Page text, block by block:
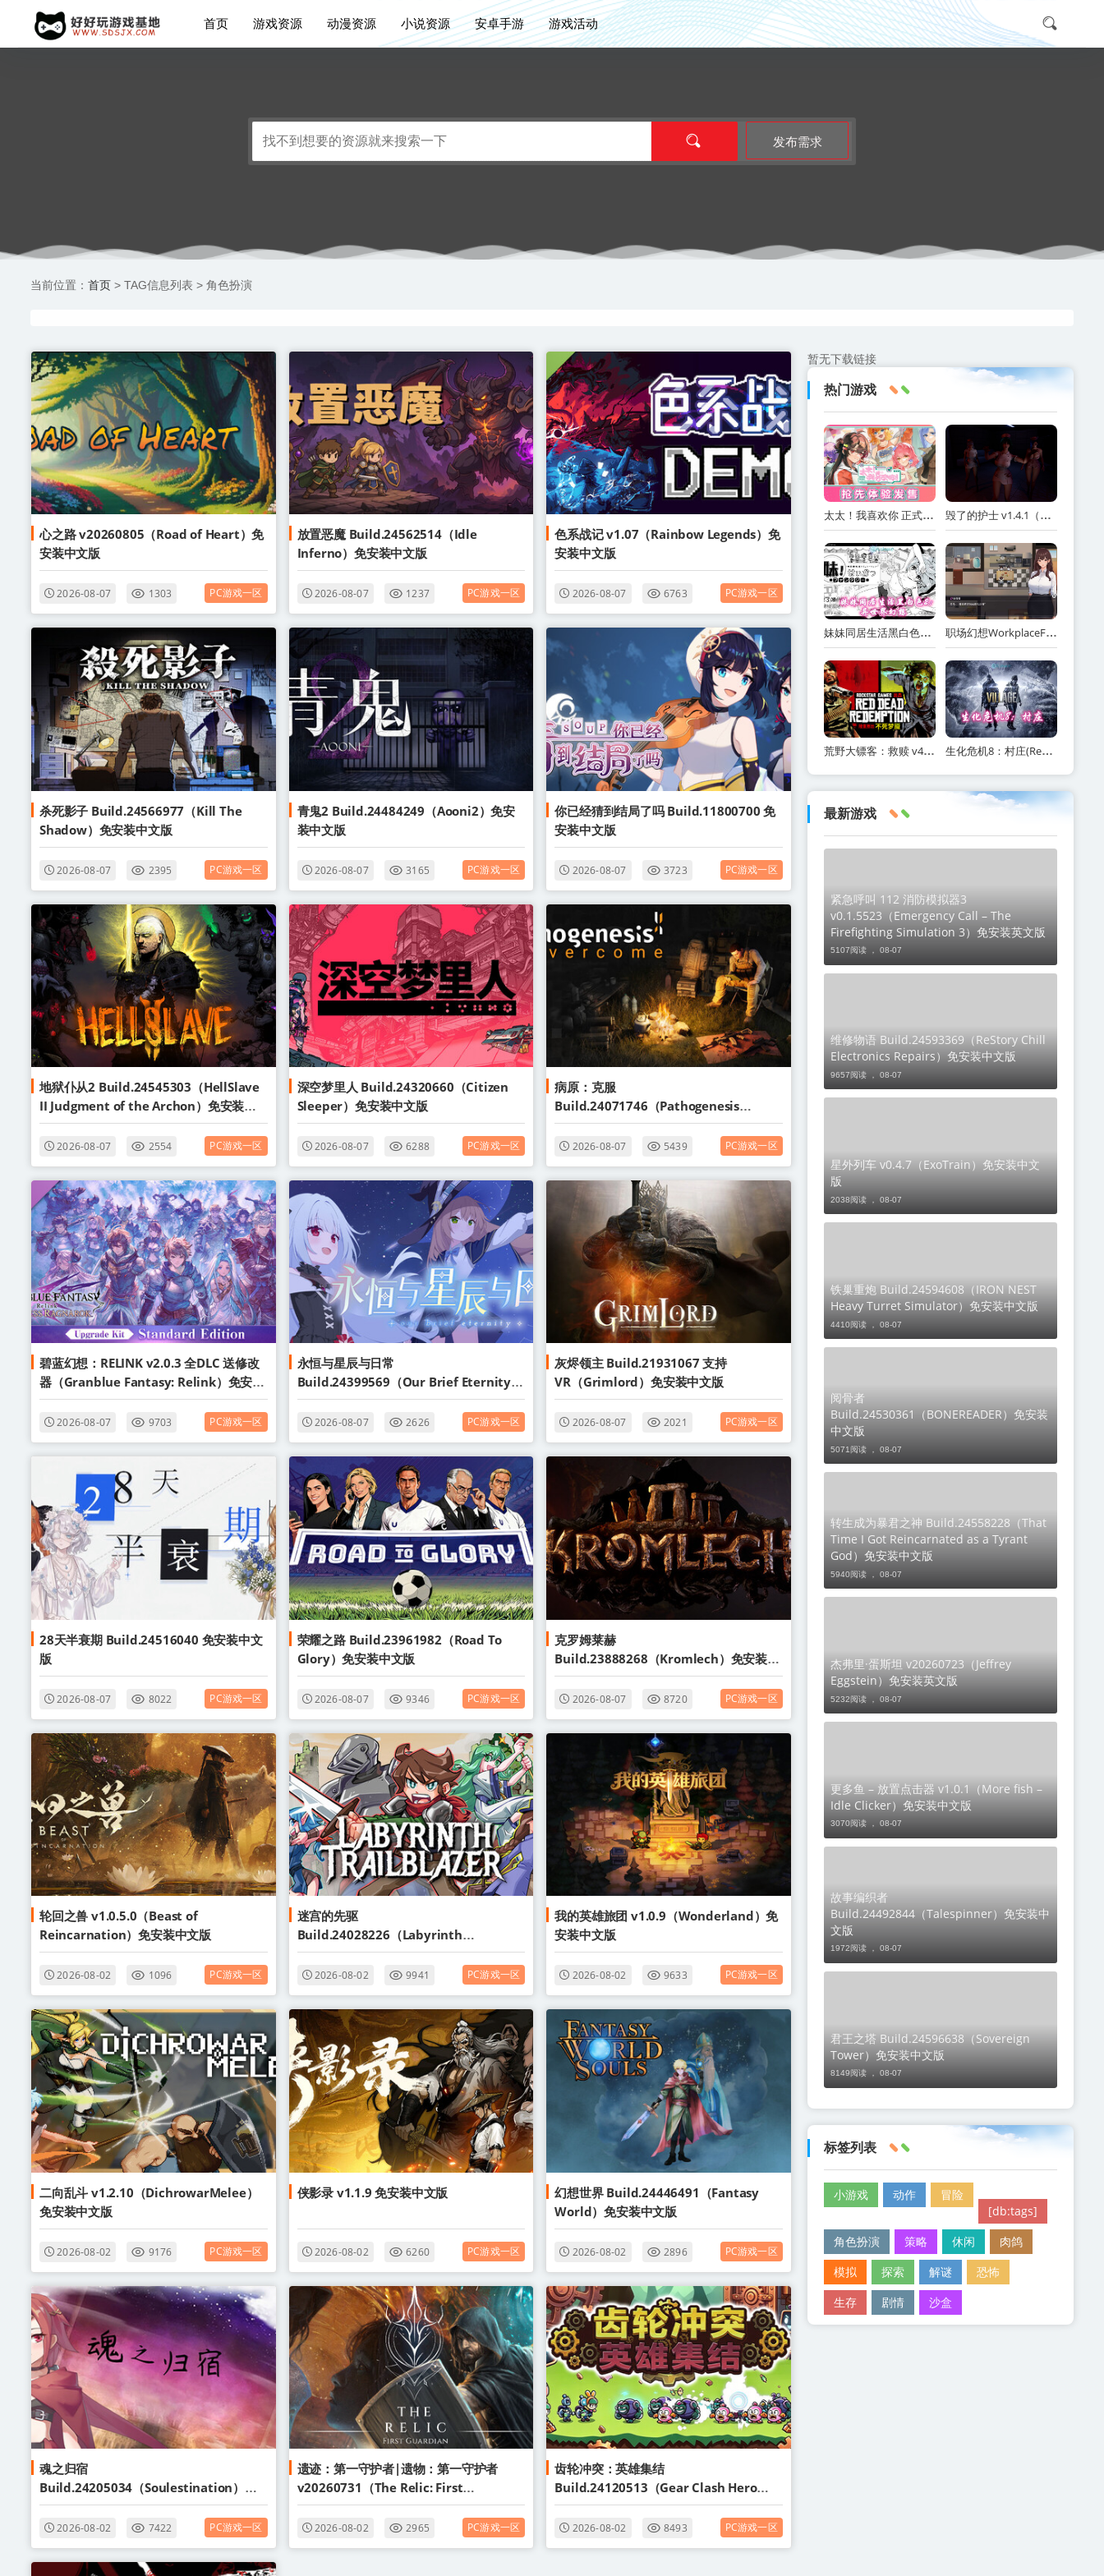
首页 游戏资源 动漫资源 小说资源 安卓手游 游戏活动
发布需求
当前位置： 首页 > TAG信息列表 > 角色扮演
心之路 v20260805（Road of Heart）免
安装中文版
2026-08-07 1303 PC游戏一区
放置恶魔 Build.24562514（Idle
Inferno）免安装中文版
2026-08-07 1237 PC游戏一区
色系战记 v1.07（Rainbow Legends）免
安装中文版
2026-08-07 6763 PC游戏一区
杀死影子 Build.24566977（Kill The
Shadow）免安装中文版
2026-08-07 2395 PC游戏一区
青鬼2 Build.24484249（Aooni2）免安
装中文版
2026-08-07 3165 PC游戏一区
你已经猜到结局了吗 Build.11800700 免
安装中文版
2026-08-07 3723 PC游戏一区
地狱仆从2 Build.24545303（HellSlave
II Judgment of the Archon）免安装中
文版
2026-08-07 2554 PC游戏一区
深空梦里人 Build.24320660（Citizen
Sleeper）免安装中文版
2026-08-07 6288 PC游戏一区
病原：克服
Build.24071746（Pathogenesis
Overcome）免安装中文版
2026-08-07 5439 PC游戏一区
碧蓝幻想：RELINK v2.0.3 全DLC 送修改
器（Granblue Fantasy: Relink）免安装
中文版
2026-08-07 9703 PC游戏一区
永恒与星辰与日常
Build.24399569（Our Brief Eternity）
免安装中文版
2026-08-07 2626 PC游戏一区
灰烬领主 Build.21931067 支持
VR（Grimlord）免安装中文版
2026-08-07 2021 PC游戏一区
28天半衰期 Build.24516040 免安装中文
版
2026-08-07 8022 PC游戏一区
荣耀之路 Build.23961982（Road To
Glory）免安装中文版
2026-08-07 9346 PC游戏一区
克罗姆莱赫
Build.23888268（Kromlech）免安装中
文版
2026-08-07 8720 PC游戏一区
轮回之兽 v1.0.5.0（Beast of
Reincarnation）免安装中文版
2026-08-02 1096 PC游戏一区
迷宫的先驱
Build.24028226（Labyrinth
Trailblazer）免安装中文版
2026-08-02 9941 PC游戏一区
我的英雄旅团 v1.0.9（Wonderland）免
安装中文版
2026-08-02 9633 PC游戏一区
二向乱斗 v1.2.10（DichrowarMelee）
免安装中文版
2026-08-02 9176 PC游戏一区
侠影录 v1.1.9 免安装中文版
2026-08-02 6260 PC游戏一区
幻想世界 Build.24446491（Fantasy
World）免安装中文版
2026-08-02 2896 PC游戏一区
魂之归宿
Build.24205034（Soulestination）免
安装中文版
2026-08-02 7422 PC游戏一区
遗迹：第一守护者|遗物：第一守护者
v20260731（The Relic: First
Guardian）免安装中文版
2026-08-02 2965 PC游戏一区
齿轮冲突：英雄集结
Build.24120513（Gear Clash Hero
Unite）免安装中文版
2026-08-02 8493 PC游戏一区
暂无下载链接
热门游戏
太太！我喜欢你 正式版（Sensei! I Like You So Much!）免安装中文版 毁了的护士 v1.4.1（Ruined Nurse）免安装中文版
妹妹同居生活黑白色2：异世界幻想网盘下载 职场幻想WorkplaceFantasy中文网盘下载
荒野大镖客：救赎 v40 全DLC（Red Dead Redemption）免安装中文版 生化危机8：村庄(ResidentEvilVillage)内含修改器+DLC+通关存档+原画集百度网盘/
最新游戏
紧急呼叫 112 消防模拟器3
v0.1.5523（Emergency Call – The
Firefighting Simulation 3）免安装英文版
5107阅读 ， 08-07
维修物语 Build.24593369（ReStory Chill
Electronics Repairs）免安装中文版
9657阅读 ， 08-07
星外列车 v0.4.7（ExoTrain）免安装中文
版
2038阅读 ， 08-07
铁巢重炮 Build.24594608（IRON NEST
Heavy Turret Simulator）免安装中文版
4410阅读 ， 08-07
阅骨者
Build.24530361（BONEREADER）免安装
中文版
5071阅读 ， 08-07
转生成为暴君之神 Build.24558228（That
Time I Got Reincarnated as a Tyrant
God）免安装中文版
5940阅读 ， 08-07
杰弗里·蛋斯坦 v20260723（Jeffrey
Eggstein）免安装英文版
5232阅读 ， 08-07
更多鱼 – 放置点击器 v1.0.1（More fish –
Idle Clicker）免安装中文版
3070阅读 ， 08-07
故事编织者
Build.24492844（Talespinner）免安装中
文版
1972阅读 ， 08-07
君王之塔 Build.24596638（Sovereign
Tower）免安装中文版
8149阅读 ， 08-07
标签列表
小游戏 动作
冒险
[db:tags]
角色扮演
策略 休闲
肉鸽
模拟
探索 解谜
恐怖
生存
剧情 沙盒